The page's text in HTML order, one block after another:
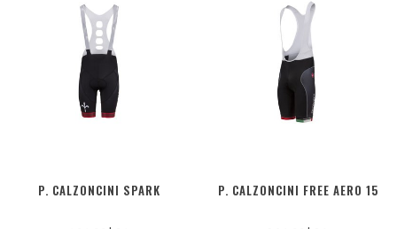
P. CALZONCINI SPARK P. CALZONCINI FREE AERO 15